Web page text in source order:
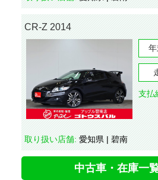
CR-Z 2014
支払
取り扱い店舗: 愛知県 | 碧南
中古車・在庫一